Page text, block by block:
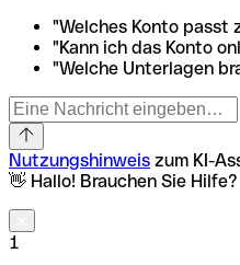
"Welches Konto passt
"Kann ich das Konto
"Welche Unterlagen
Nutzungshinweis zum KI-
👋 Hallo! Brauchen Sie Hilfe?
1